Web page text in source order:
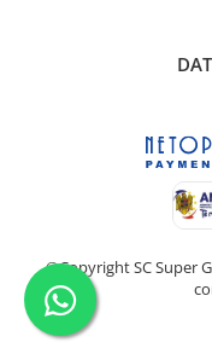
©Copyright SC Super